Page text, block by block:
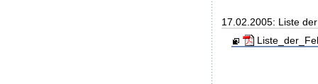
17.02.2005: Liste